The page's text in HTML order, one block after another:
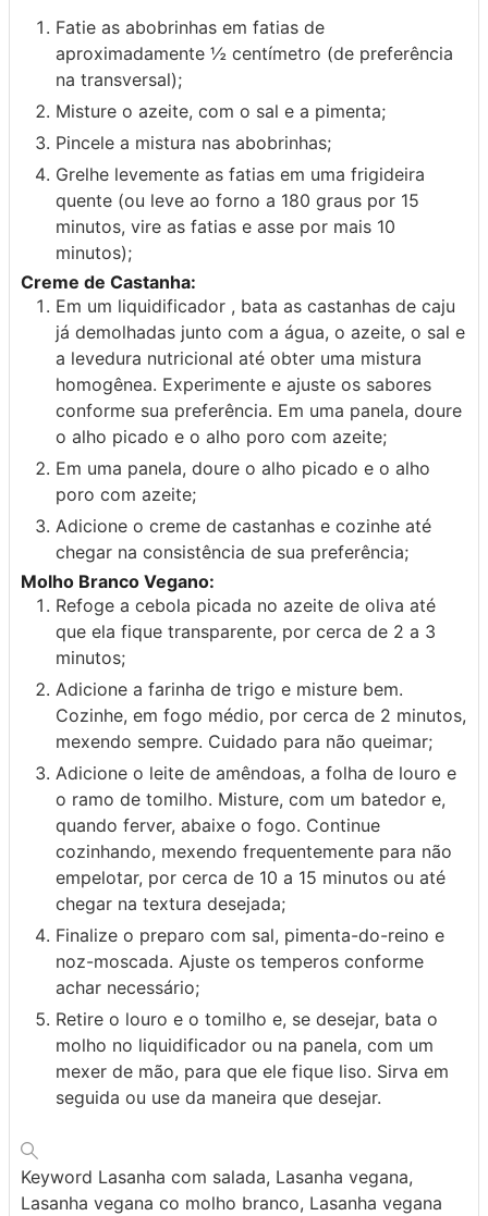
Fatie as abobrinhas em fatias de
aproximadamente ½ centímetro (de preferência
na transversal);
Misture o azeite, com o sal e a pimenta;
Pincele a mistura nas abobrinhas;
Grelhe levemente as fatias em uma frigideira
quente (ou leve ao forno a 180 graus por 15
minutos, vire as fatias e asse por mais 10
minutos);
Creme de Castanha:
Em um liquidificador , bata as castanhas de caju
já demolhadas junto com a água, o azeite, o sal e
a levedura nutricional até obter uma mistura
homogênea. Experimente e ajuste os sabores
conforme sua preferência. Em uma panela, doure
o alho picado e o alho poro com azeite;
Em uma panela, doure o alho picado e o alho
poro com azeite;
Adicione o creme de castanhas e cozinhe até
chegar na consistência de sua preferência;
Molho Branco Vegano:
Refoge a cebola picada no azeite de oliva até
que ela fique transparente, por cerca de 2 a 3
minutos;
Adicione a farinha de trigo e misture bem.
Cozinhe, em fogo médio, por cerca de 2 minutos,
mexendo sempre. Cuidado para não queimar;
Adicione o leite de amêndoas, a folha de louro e
o ramo de tomilho. Misture, com um batedor e,
quando ferver, abaixe o fogo. Continue
cozinhando, mexendo frequentemente para não
empelotar, por cerca de 10 a 15 minutos ou até
chegar na textura desejada;
Finalize o preparo com sal, pimenta-do-reino e
noz-moscada. Ajuste os temperos conforme
achar necessário;
Retire o louro e o tomilho e, se desejar, bata o
molho no liquidificador ou na panela, com um
mexer de mão, para que ele fique liso. Sirva em
seguida ou use da maneira que desejar.
Keyword Lasanha com salada, Lasanha vegana,
Lasanha vegana co molho branco, Lasanha vegana